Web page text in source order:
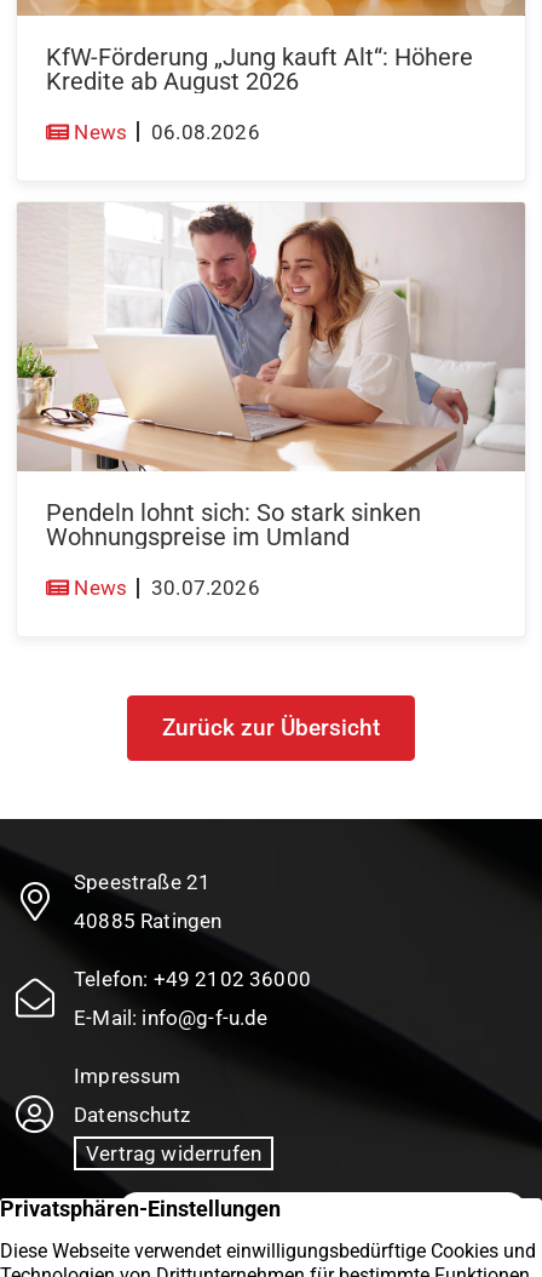
KfW-Förderung „Jung kauft Alt“: Höhere
Kredite ab August 2026
News 06.08.2026
Pendeln lohnt sich: So stark sinken
Wohnungspreise im Umland
News 30.07.2026
Zurück zur Übersicht
Speestraße 21
40885 Ratingen
Telefon: +49 2102 36000
E-Mail: info@g-f-u.de
Impressum
Datenschutz
Vertrag widerrufen